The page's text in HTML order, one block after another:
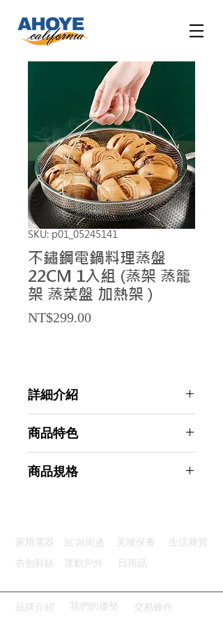
SKU: p01_05245141
不鏽鋼電鍋料理蒸盤
22CM 1入組 (蒸架 蒸籠
架 蒸菜盤 加熱架 )
NT$299.00Price
詳細介紹
商品特色
細密濾孔：蒸汽均勻料理更快
商品規格
主要材質：不鏽鋼
商品尺寸：22.5*22.5*3cm
產地名稱：中國大陸
代理商：亞桓有限公司
家用電器 3C與周邊 美妝保養
生活雜貨
衣包鞋錶
運動戶外 日用品
品牌介紹 我們的優勢 交易條件